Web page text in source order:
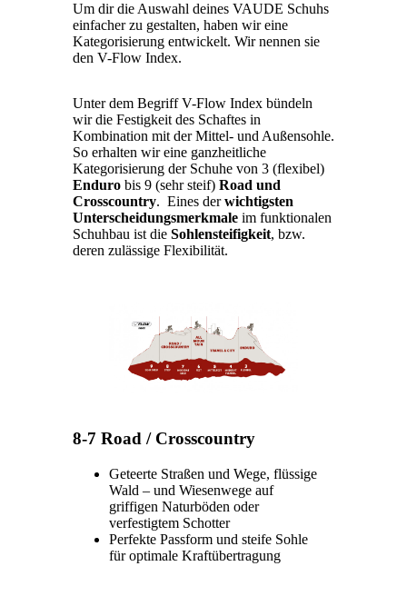
Um dir die Auswahl deines VAUDE Schuhs
einfacher zu gestalten, haben wir eine
Kategorisierung entwickelt. Wir nennen sie
den V-Flow Index.
Unter dem Begriff V-Flow Index bündeln
wir die Festigkeit des Schaftes in
Kombination mit der Mittel- und Außensohle.
So erhalten wir eine ganzheitliche
Kategorisierung der Schuhe von 3 (flexibel)
Enduro bis 9 (sehr steif) Road und
Crosscountry. Eines derwichtigsten
Unterscheidungsmerkmale im funktionalen
Schuhbau ist die Sohlensteifigkeit, bzw.
deren zulässige Flexibilität.
8-7 Road / Crosscountry
Geteerte Straßen und Wege, flüssige
Wald – und Wiesenwege auf
griffigen Naturböden oder
verfestigtem Schotter
Perfekte Passform und steife Sohle
für optimale Kraftübertragung